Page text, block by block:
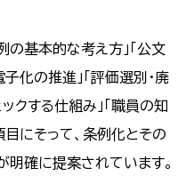
の基本的な考え方」「公文
子化の推進」「評価選別・廃
クする仕組み」「職員の知
にそって、条例化とその
確に提案されています。